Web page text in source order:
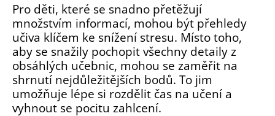
Pro děti, které se snadno přetěžují
množstvím informací, mohou být přehledy
učiva klíčem ke snížení stresu. Místo toho,
aby se snažily pochopit všechny detaily z
obsáhlých učebnic, mohou se zaměřit na
shrnutí nejdůležitějších bodů. To jim
umožňuje lépe si rozdělit čas na učení a
vyhnout se pocitu zahlcení.